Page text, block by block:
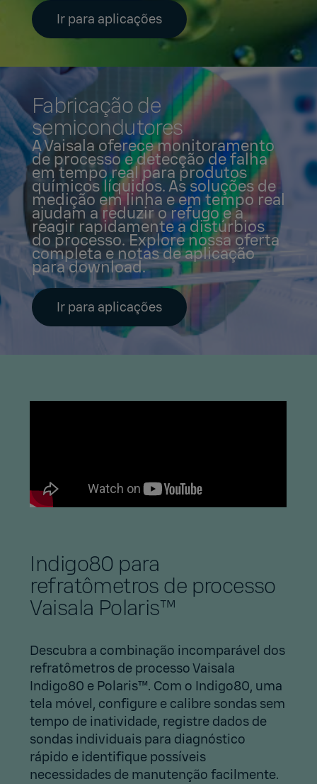
Ir para aplicações
Fabricação de
semicondutores
A Vaisala oferece monitoramento
de processo e detecção de falha
em tempo real para produtos
químicos líquidos. As soluções de
medição em linha e em tempo real
ajudam a reduzir o refugo e a
reagir rapidamente a distúrbios
do processo. Explore nossa oferta
completa e notas de aplicação
para download.
Ir para aplicações
Indigo80 para
refratômetros de processo
Vaisala Polaris™
Descubra a combinação incomparável dos
refratômetros de processo Vaisala
Indigo80 e Polaris™. Com o Indigo80, uma
tela móvel, configure e calibre sondas sem
tempo de inatividade, registre dados de
sondas individuais para diagnóstico
rápido e identifique possíveis
necessidades de manutenção facilmente.